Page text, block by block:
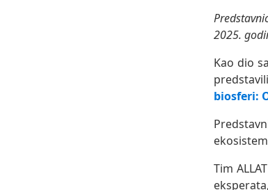
2025.
Kao dio
biosferi:
Tim